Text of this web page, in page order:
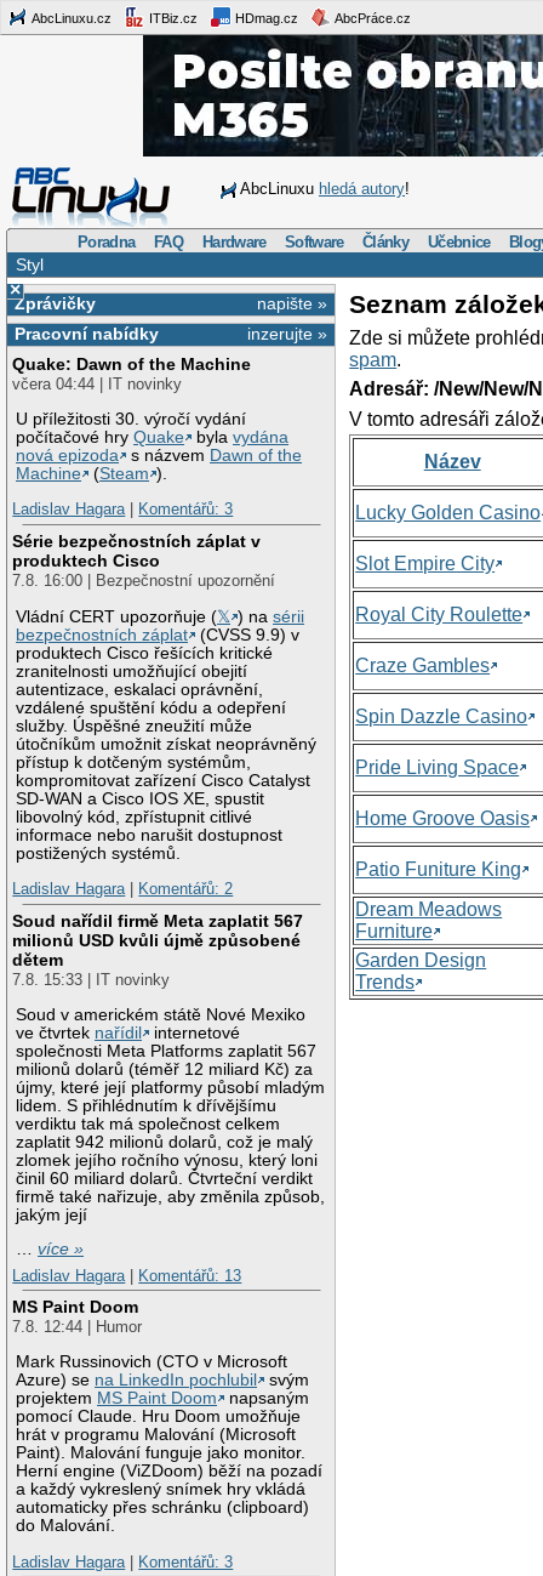
AbcLinuxu.cz ITBiz.cz HDmag.cz AbcPráce.cz
AbcLinuxu hledá autory!
Poradna FAQ Hardware Software Články Učebnice
Styl
×
napište »
Zprávičky
inzerujte »
Pracovní nabídky
Quake: Dawn of the Machine
včera 04:44 | IT novinky
U příležitosti 30. výročí vydání
počítačové hryQuake bylavydána
nová epizoda
s názvem Dawn of the
Machine
(Steam ).
Ladislav Hagara| Komentářů: 3
Série bezpečnostních záplat v
produktech Cisco
7.8. 16:00 | Bezpečnostní upozornění
Vládní CERT upozorňuje (𝕏 ) nasérii
bezpečnostních záplat
(CVSS 9.9) v
produktech Cisco řešících kritické
zranitelnosti umožňující obejití
autentizace, eskalaci oprávnění,
vzdálené spuštění kódu a odepření
služby. Úspěšné zneužití může
útočníkům umožnit získat neoprávněný
přístup k dotčeným systémům,
kompromitovat zařízení Cisco Catalyst
SD-WAN a Cisco IOS XE, spustit
libovolný kód, zpřístupnit citlivé
informace nebo narušit dostupnost
postižených systémů.
Ladislav Hagara| Komentářů: 2
Soud nařídil firmě Meta zaplatit 567
milionů USD kvůli újmě způsobené
dětem
7.8. 15:33 | IT novinky
Soud v americkém státě Nové Mexiko
ve čtvrtek nařídil
internetové
společnosti Meta Platforms zaplatit 567
milionů dolarů (téměř 12 miliard Kč) za
újmy, které její platformy působí mladým
lidem. S přihlédnutím k dřívějšímu
verdiktu tak má společnost celkem
zaplatit 942 milionů dolarů, což je malý
zlomek jejího ročního výnosu, který loni
činil 60 miliard dolarů. Čtvrteční verdikt
firmě také nařizuje, aby změnila způsob,
jakým její
…více »
Ladislav Hagara
Komentářů: 13
MS Paint Doom
7.8. 12:44 | Humor
Mark Russinovich (CTO v Microsoft
Azure) se na LinkedIn pochlubil
svým
projektem MS Paint Doom
napsaným
pomocí Claude. Hru Doom umožňuje
hrát v programu Malování (Microsoft
Paint). Malování funguje jako monitor.
Herní engine (ViZDoom) běží na pozadí
a každý vykreslený snímek hry vkládá
automaticky přes schránku (clipboard)
do Malování.
Ladislav Hagara
Komentářů: 3
Seznam
Zde si můžete
spam.
Adresář: /New/New/
V tomto adresáři
Název
Lucky Golden Casino
Slot Empire City
Royal City Roulette
Craze Gambles
Spin Dazzle Casino
Pride Living Space
Home Groove Oasis
Patio Funiture King
Dream Meadows
Furniture
Garden Design
Trends